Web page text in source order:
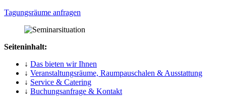
Tagungsräume anfragen
Seiteninhalt:
↓ Das bieten wir Ihnen
↓ Veranstaltungsräume, Raumpauschalen & Ausstattung
↓ Service & Catering
↓ Buchungsanfrage & Kontakt